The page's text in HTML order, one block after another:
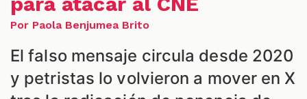
Por Paola Benjumea Brito
El falso mensaje circula desde 2020
y petristas lo volvieron a mover en X